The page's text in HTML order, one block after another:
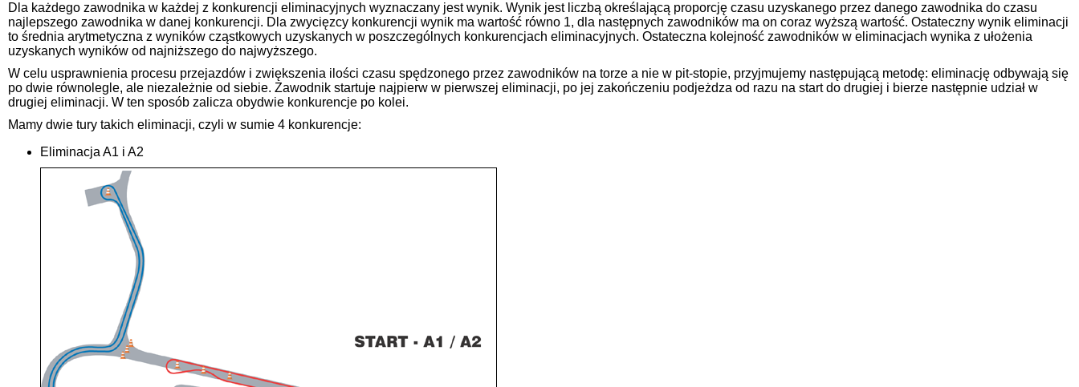
Dla każdego zawodnika w każdej z konkurencji eliminacyjnych wyznaczany jest wynik. Wynik jest liczbą określającą proporcję czasu uzyskanego przez danego zawodnika do czasu
najlepszego zawodnika w danej konkurencji. Dla zwycięzcy konkurencji wynik ma wartość równo 1, dla następnych zawodników ma on coraz wyższą wartość. Ostateczny wynik eliminacji
to średnia arytmetyczna z wyników cząstkowych uzyskanych w poszczególnych konkurencjach eliminacyjnych. Ostateczna kolejność zawodników w eliminacjach wynika z ułożenia
uzyskanych wyników od najniższego do najwyższego.
W celu usprawnienia procesu przejazdów i zwiększenia ilości czasu spędzonego przez zawodników na torze a nie w pit-stopie, przyjmujemy następującą metodę: eliminację odbywają się
po dwie równolegle, ale niezależnie od siebie. Zawodnik startuje najpierw w pierwszej eliminacji, po jej zakończeniu podjeżdza od razu na start do drugiej i bierze następnie udział w
drugiej eliminacji. W ten sposób zalicza obydwie konkurencje po kolei.
Mamy dwie tury takich eliminacji, czyli w sumie 4 konkurencje:
Eliminacja A1 i A2